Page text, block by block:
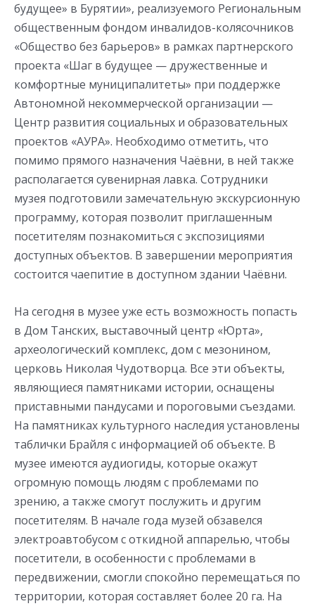
будущее» в Бурятии», реализуемого Региональным
общественным фондом инвалидов-колясочников
«Общество без барьеров» в рамках партнерского
проекта «Шаг в будущее — дружественные и
комфортные муниципалитеты» при поддержке
Автономной некоммерческой организации —
Центр развития социальных и образовательных
проектов «АУРА». Необходимо отметить, что
помимо прямого назначения Чаёвни, в ней также
располагается сувенирная лавка. Сотрудники
музея подготовили замечательную экскурсионную
программу, которая позволит приглашенным
посетителям познакомиться с экспозициями
доступных объектов. В завершении мероприятия
состоится чаепитие в доступном здании Чаёвни.
На сегодня в музее уже есть возможность попасть
в Дом Танских, выставочный центр «Юрта»,
археологический комплекс, дом с мезонином,
церковь Николая Чудотворца. Все эти объекты,
являющиеся памятниками истории, оснащены
приставными пандусами и пороговыми съездами.
На памятниках культурного наследия установлены
таблички Брайля с информацией об объекте. В
музее имеются аудиогиды, которые окажут
огромную помощь людям с проблемами по
зрению, а также смогут послужить и другим
посетителям. В начале года музей обзавелся
электроавтобусом с откидной аппарелью, чтобы
посетители, в особенности с проблемами в
передвижении, смогли спокойно перемещаться по
территории, которая составляет более 20 га. На